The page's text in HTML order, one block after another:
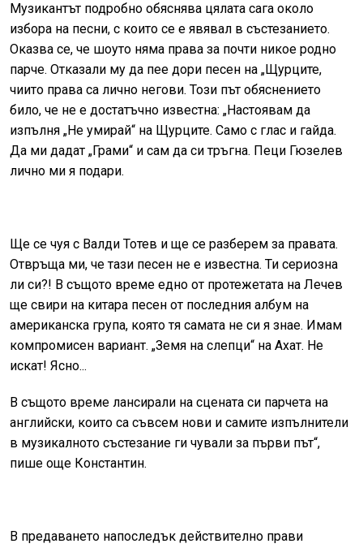
Музикантът подробно обяснява цялата сага около
избора на песни, с които се е явявал в състезанието.
Оказва се, че шоуто няма права за почти никое родно
парче. Отказали му да пее дори песен на „Щурците,
чиито права са лично негови. Този път обяснението
било, че не е достатъчно известна: „Настоявам да
изпълня „Не умирай“ на Щурците. Само с глас и гайда.
Да ми дадат „Грами“ и сам да си тръгна. Пеци Гюзелев
лично ми я подари.
Ще се чуя с Валди Тотев и ще се разберем за правата.
Отвръща ми, че тази песен не е известна. Ти сериозна
ли си?! В същото време едно от протежетата на Лечев
ще свири на китара песен от последния албум на
американска група, която тя самата не си я знае. Имам
компромисен вариант. „Земя на слепци“ на Ахат. Не
искат! Ясно...
В същото време лансирали на сцената си парчета на
английски, които са съвсем нови и самите изпълнители
в музикалното състезание ги чували за първи път“,
пише още Константин.
В предаването напоследък действително прави